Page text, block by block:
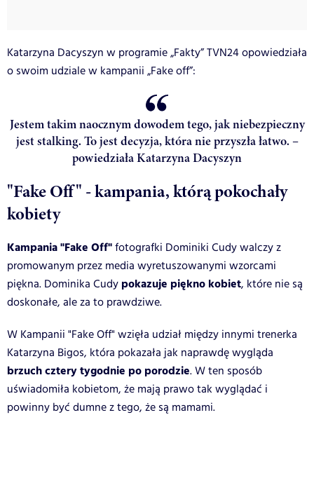
Katarzyna Dacyszyn w programie „Fakty” TVN24 opowiedziała
o swoim udziale w kampanii „Fake off”:
Jestem takim naocznym dowodem tego, jak niebezpieczny
jest stalking. To jest decyzja, która nie przyszła łatwo. –
powiedziała Katarzyna Dacyszyn
"Fake Off" - kampania, którą pokochały
kobiety
Kampania "Fake Off"fotografki Dominiki Cudy walczy z
promowanym przez media wyretuszowanymi wzorcami
piękna. Dominika Cudy pokazuje piękno kobiet, które nie są
doskonałe, ale za to prawdziwe.
W Kampanii "Fake Off" wzięła udział między innymi trenerka
Katarzyna Bigos, która pokazała jak naprawdę wygląda
brzuch cztery tygodnie po porodzie. W ten sposób
uświadomiła kobietom, że mają prawo tak wyglądać i
powinny być dumne z tego, że są mamami.